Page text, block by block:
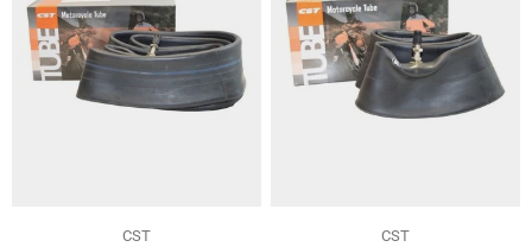
CST
CST